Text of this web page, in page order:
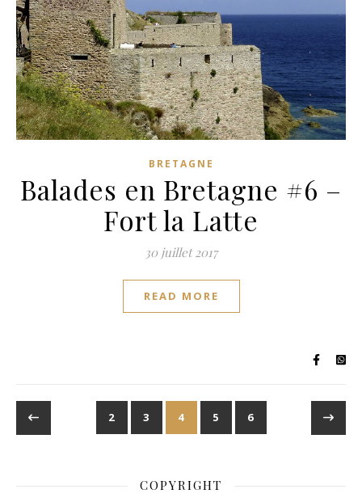
BRETAGNE
Balades en Bretagne #6 –
Fort la Latte
30 juillet 2017
READ MORE
2 3 4 5 6
COPYRIGHT